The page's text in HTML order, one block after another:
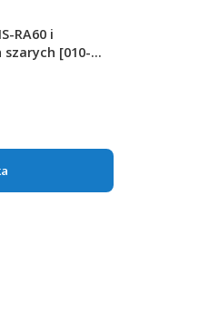
RA60 i
szarych [010-